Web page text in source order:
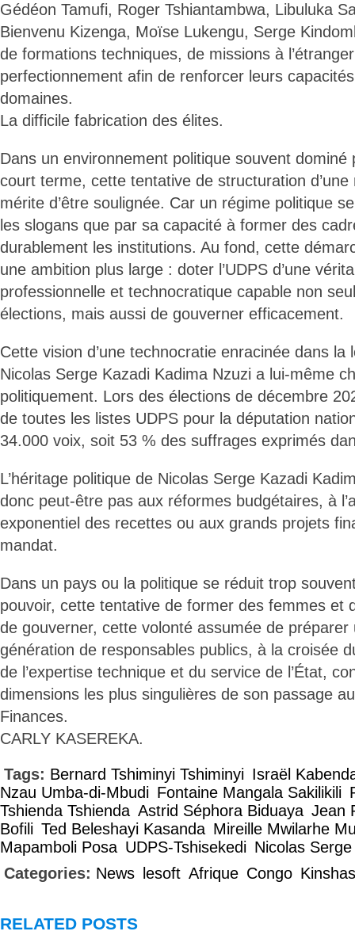
Gédéon Tamufi, Roger Tshiantambwa, Libuluka
Bienvenu Kizenga, Moïse Lukengu, Serge
de formations techniques, de missions à
perfectionnement afin de renforcer leurs
domaines.
La difficile fabrication des élites.
Dans un environnement politique souvent dominé
court terme, cette tentative de structuration
mérite d’être soulignée. Car un régime politique
les slogans que par sa capacité à former des
durablement les institutions. Au fond, cette
une ambition plus large : doter l’UDPS d’une
professionnelle et technocratique capable non
élections, mais aussi de gouverner efficacement.
Cette vision d’une technocratie enracinée dans la
Nicolas Serge Kazadi Kadima Nzuzi a lui-même
politiquement. Lors des élections de décembre
de toutes les listes UDPS pour la députation
34.000 voix, soit 53 % des suffrages exprimés
L’héritage politique de Nicolas Serge Kazadi
donc peut-être pas aux réformes budgétaires, à
exponentiel des recettes ou aux grands projets
mandat.
Dans un pays ou la politique se réduit trop
pouvoir, cette tentative de former des femmes et
de gouverner, cette volonté assumée de préparer
génération de responsables publics, à la croisée
de l’expertise technique et du service de l’État,
dimensions les plus singulières de son passage
Finances.
CARLY KASEREKA.
Tags: Bernard Tshiminyi Tshiminyi Israël
Nzau Umba-di-Mbudi Fontaine Mangala Sakilikili
Tshienda Tshienda Astrid Séphora Biduaya Jean
Bofili Ted Beleshayi Kasanda Mireille Mwilarhe
Mapamboli Posa UDPS-Tshisekedi Nicolas
Categories: News lesoft Afrique Congo
RELATED POSTS